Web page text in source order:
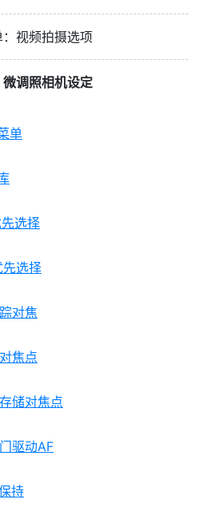
视频拍摄选项
调照相机设定
单
选择
选择
对焦
焦点
储对焦点
驱动AF
持